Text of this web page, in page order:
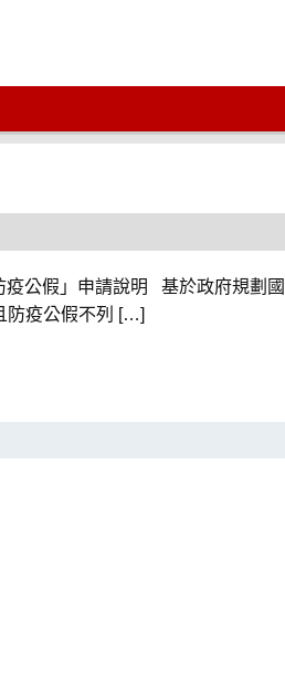
疫公假」申請說明 基於政府規劃
防疫公假不列 […]